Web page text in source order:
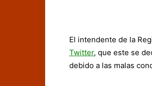
El intendente de la
Twitter, que este se
debido a las malas